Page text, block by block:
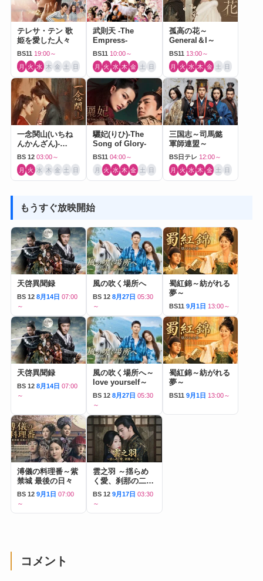
テレサ・テン 歌
姫を愛した人々
BS11 19:00～
月 火 水 木 金 土 日
武則天 -The
Empress-
BS11 10:00～
月 火 水 木 金 土 日
孤高の花～
General＆I～
BS11 13:00～
月 火 水 木 金 土 日
一念関山(いちね
んかんざん)-
Journey to Love-
BS 12 03:00～
月 火 水 木 金 土 日
驪妃(りひ)-The
Song of Glory-
BS11 04:00～
月 火 水 木 金 土 日
三国志～司馬懿
軍師連盟～
BS日テレ 12:00～
月 火 水 木 金 土 日
もうすぐ放映開始
天啓異聞録
BS 12 8月14日 07:00
～
風の吹く場所へ
BS 12 8月27日 05:30
～
蜀紅錦～紡がれる
夢～
BS11 9月1日 13:00～
天啓異聞録
BS 12 8月14日 07:00
～
風の吹く場所へ～
love yourself～
BS 12 8月27日 05:30
～
蜀紅錦～紡がれる
夢～
BS11 9月1日 13:00～
溥儀の料理番～紫
禁城 最後の日々
BS 12 9月1日 07:00
～
雲之羽 ～揺らめ
く愛、刹那の二人
～
BS 12 9月17日 03:30
～
コメント